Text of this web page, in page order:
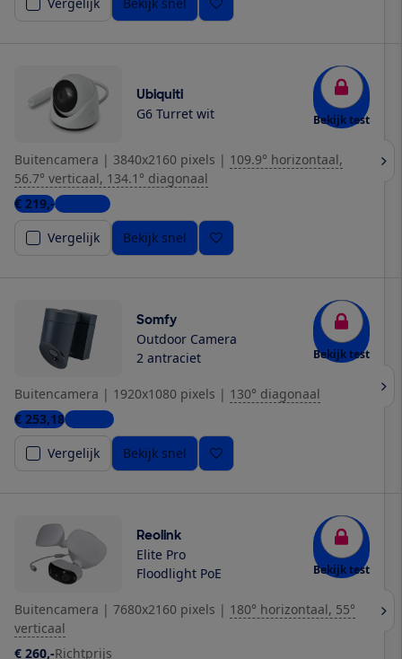
Vergelijk
Bekijk snel
Ubiquiti
G6 Turret wit Bekijk test
Buitencamera | 3840x2160 pixels | 109.9° horizontaal,
56.7° verticaal, 134.1° diagonaal
€ 219,-3 winkels
Vergelijk
Bekijk snel
Somfy
Outdoor Camera
2 antraciet
Bekijk test
Buitencamera | 1920x1080 pixels | 130° diagonaal
€ 253,181 winkel
Vergelijk
Bekijk snel
Reolink
Elite Pro
Floodlight PoE
Bekijk test
Buitencamera | 7680x2160 pixels | 180° horizontaal, 55°
verticaal
€ 260,-Richtprijs